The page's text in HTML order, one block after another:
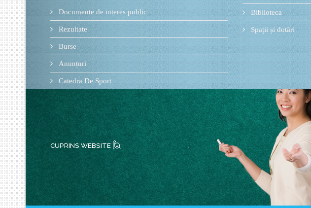
Documente de interes public
Rezultate
Burse
Anunțuri
Catedra De Sport
Biblioteca
Spații și dotări
CUPRINS WEBSITE 🙋